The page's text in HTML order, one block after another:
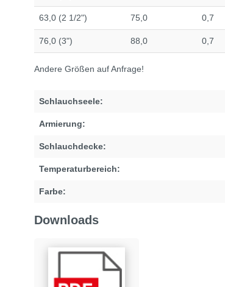
63,0 (2 1/2") 75,0 0,7
76,0 (3") 88,0 0,7
Andere Größen auf Anfrage!
Schlauchseele:
Armierung:
Schlauchdecke:
Temperaturbereich:
Farbe:
Downloads